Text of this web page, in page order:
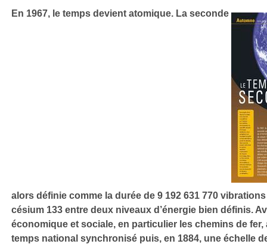
En 1967, le temps devient atomique. La seconde
alors définie comme la durée de 9 192 631 770 vibrations
césium 133 entre deux niveaux d’énergie bien définis.
économique et sociale, en particulier les chemins de fer,
temps national synchronisé puis, en 1884, une échelle